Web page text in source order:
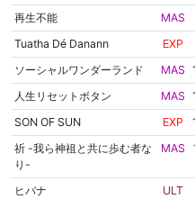
再生不能
MAS
Tuatha Dé Danann
EXP
ソーシャルワンダーランド
MAS
人生リセットボタン
MAS
SON OF SUN
EXP
祈 -我ら神祖と共に歩む者な
り-
MAS
ヒバナ ULT